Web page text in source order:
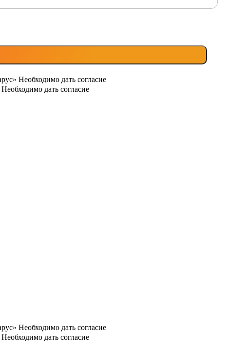
Необходимо дать согласие
Необходимо дать согласие
Необходимо дать согласие
Необходимо дать согласие